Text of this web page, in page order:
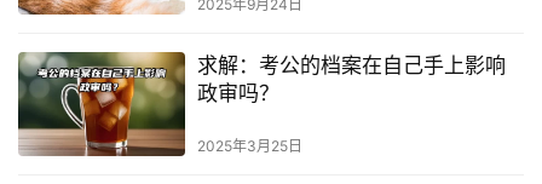
2025年9月24日
求解：考公的档案在自己手上影响
政审吗？
2025年3月25日